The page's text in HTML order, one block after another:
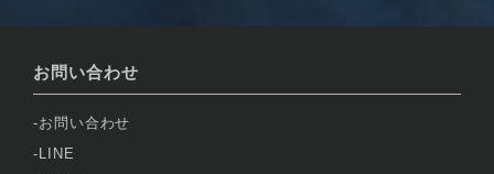
お問い合わせ
お問い合わせ
LINE